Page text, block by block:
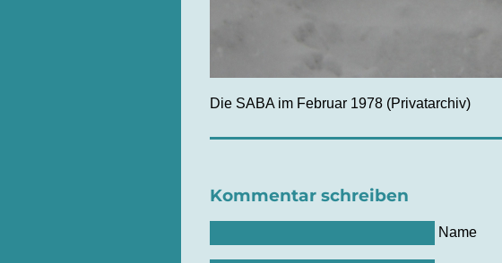
Die SABA im Februar 1978 (Privatarchiv)
Kommentar schreiben
Name